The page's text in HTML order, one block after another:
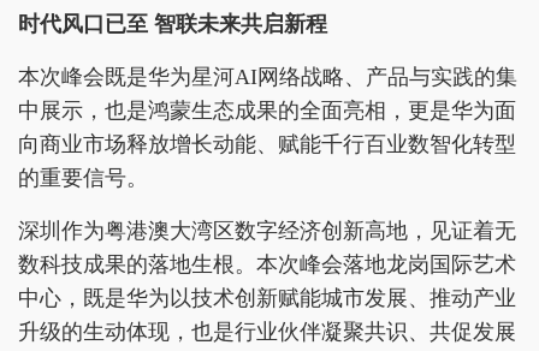
时代风口已至 智联未来共启新程
本次峰会既是华为星河AI网络战略、产品与实践的集
中展示，也是鸿蒙生态成果的全面亮相，更是华为面
向商业市场释放增长动能、赋能千行百业数智化转型
的重要信号。
深圳作为粤港澳大湾区数字经济创新高地，见证着无
数科技成果的落地生根。本次峰会落地龙岗国际艺术
中心，既是华为以技术创新赋能城市发展、推动产业
升级的生动体现，也是行业伙伴凝聚共识、共促发展